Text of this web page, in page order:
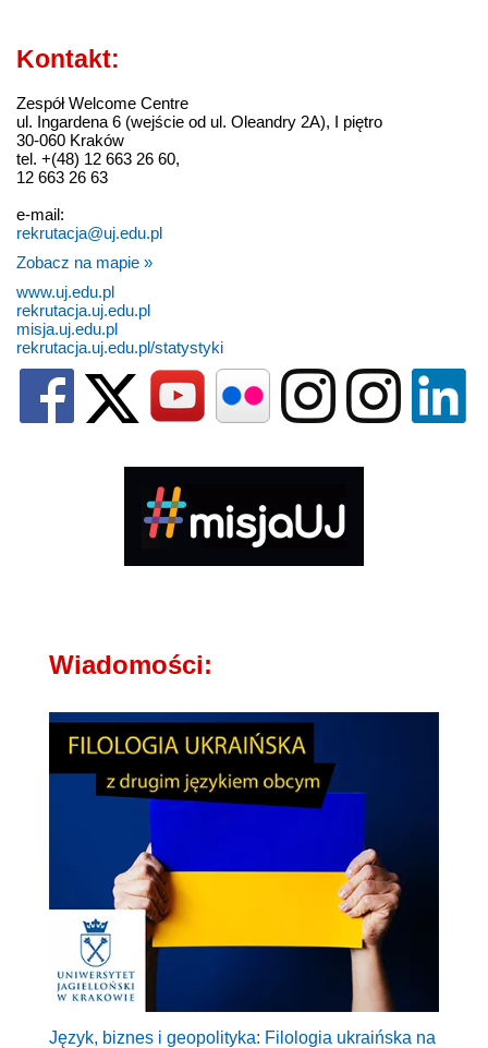
Kontakt:
Zespół Welcome Centre
ul. Ingardena 6 (wejście od ul. Oleandry 2A), I piętro
30-060 Kraków
tel. +(48) 12 663 26 60,
12 663 26 63
e-mail:
rekrutacja@uj.edu.pl
Zobacz na mapie »
www.uj.edu.pl
rekrutacja.uj.edu.pl
misja.uj.edu.pl
rekrutacja.uj.edu.pl/statystyki
Wiadomości:
Język, biznes i geopolityka: Filologia ukraińska na